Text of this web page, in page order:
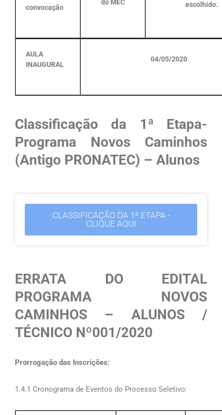
convocação
do MEC escolhido.
AULA
INAUGURAL
04/05/2020
Classificação da 1ª Etapa-
Programa Novos Caminhos
(Antigo PRONATEC) – Alunos
CLASSIFICAÇÃO DA 1ª ETAPA -
CLIQUE AQUI
ERRATA DO EDITAL
PROGRAMA NOVOS
CAMINHOS – ALUNOS /
TÉCNICO Nº001/2020
Prorrogação das Inscrições:
1.4.1 Cronograma de Eventos do Processo Seletivo: